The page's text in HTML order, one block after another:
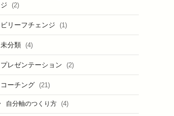
ジ
(2)
ビリーフチェンジ (1)
未分類 (4)
プレゼンテーション (2)
コーチング (21)
自分軸のつくり方 (4)